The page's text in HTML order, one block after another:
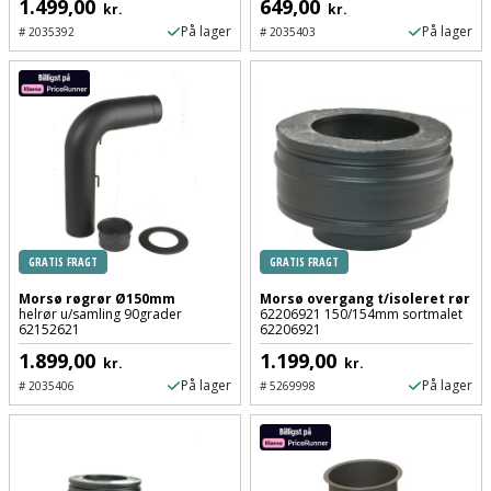
WinWin
plader
Savbuk
Savklinge
Skruestik
Skruetrækker
Skruetvinge
Slibeartikler
Smøring
rustopløser
Kompressor
Lader
Ligesliber
Limpistol
Linjelaser
Loddekolbe
Luftværktøj
Måleinstrumenter
Lommelygte
Merchandise
Mobiltilbehør
Pavillon
Personlig
Plantekasser
Postkasse
1.499,00 kr.
#2035392 På lager
649,00 kr.
#2035403 På lager
GRATIS FRAGT
Morsø røgrør Ø150mm
helrør u/samling 90grader
62152621
1.899,00 kr.
#2035406 På lager
GRATIS FRAGT
Morsø overgang t/isoleret rør
62206921 150/154mm sortmalet
62206921
1.199,00 kr.
#5269998 På lager